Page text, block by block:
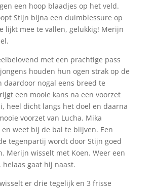
een hoop blaadjes op het veld.
Stijn bijna een duimblessure op
lijkt mee te vallen, gelukkig! Merijn
met een prachtige pass
houden hun ogen strak op de
daardoor nogal eens breed te
een mooie kans na een voorzet
heel dicht langs het doel en daarna
voorzet van Lucha. Mika
weet bij de bal te blijven. Een
tegenpartij wordt door Stijn goed
Merijn wisselt met Koen. Weer een
helaas gaat hij naast.
er drie tegelijk en 3 frisse